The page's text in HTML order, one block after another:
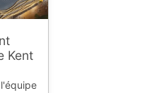
Kent